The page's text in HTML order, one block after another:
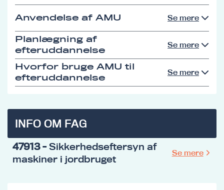
Anvendelse af AMU Se mere
Planlægning af
efteruddannelse
Se mere
Hvorfor bruge AMU til
efteruddannelse
Se mere
INFO OM FAG
47913- Sikkerhedseftersyn af
maskiner i jordbruget
Se mere